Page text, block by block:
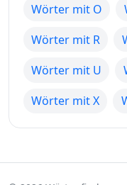
Wörter mit O
Wörter mit R
Wörter mit U
Wörter mit X